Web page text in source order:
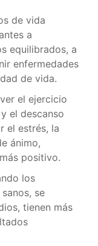
de vida
a
equilibrados, a
enfermedades
de vida.
el ejercicio
el descanso
el estrés, la
ánimo,
positivo.
los
se
tienen más